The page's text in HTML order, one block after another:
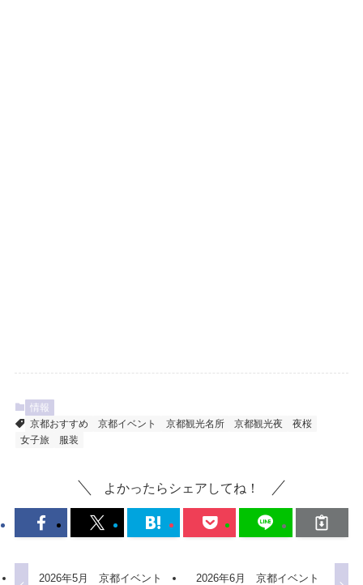
情報
京都おすすめ
京都イベント 京都観光名所 京都観光夜
夜桜
女子旅
服装
よかったらシェアしてね！
2026年5月 京都イベント
2026年6月 京都イベント